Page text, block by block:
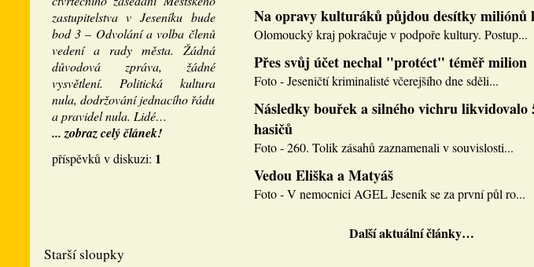
zastupitelstva v Jeseníku bude
bod 3 – Odvolání a volba členů
vedení a rady města. Žádná
důvodová zpráva, žádné
vysvětlení. Politická kultura
nula, dodržování jednacího řádu
a pravidel nula. Lidé…
... zobraz celý článek!
příspěvků v diskuzi: 1
Na opravy kulturáků půjdou desítky miliónů
Olomoucký kraj pokračuje v podpoře kultury. Postup...
Přes svůj účet nechal "protéct" téměř milion
Foto - Jeseničtí kriminalisté včerejšího dne sděli...
Následky bouřek a silného vichru likvidovalo
hasičů
Foto - 260. Tolik zásahů zaznamenali v souvislosti...
Vedou Eliška a Matyáš
Foto - V nemocnici AGEL Jeseník se za první půl ro...
Další aktuální články…
Starší sloupky